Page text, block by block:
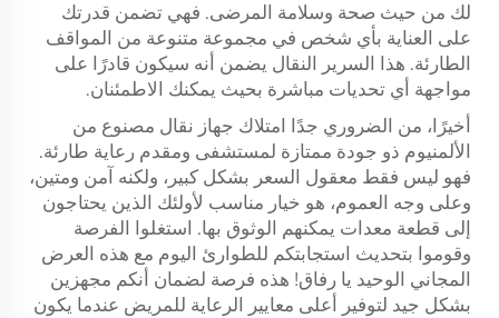
لك من حيث صحة وسلامة المرضى. فهي تضمن قدرتك
على العناية بأي شخص في مجموعة متنوعة من المواقف
الطارئة. هذا السرير النقال يضمن أنه سيكون قادرًا على
مواجهة أي تحديات مباشرة بحيث يمكنك الاطمئنان.
أخيرًا، من الضروري جدًا امتلاك جهاز نقال مصنوع من
الألمنيوم ذو جودة ممتازة لمستشفى ومقدم رعاية طارئة.
فهو ليس فقط معقول السعر بشكل كبير، ولكنه آمن ومتين،
وعلى وجه العموم، هو خيار مناسب لأولئك الذين يحتاجون
إلى قطعة معدات يمكنهم الوثوق بها. استغلوا الفرصة
وقوموا بتحديث استجابتكم للطوارئ اليوم مع هذه العرض
المجاني الوحيد يا رفاق! هذه فرصة لضمان أنكم مجهزين
بشكل جيد لتوفير أعلى معايير الرعاية للمريض عندما يكون